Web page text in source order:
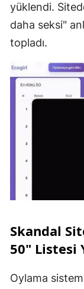
yüklendi.
daha seksi"
topladı.
Skandal
50" Listesi
Oylama